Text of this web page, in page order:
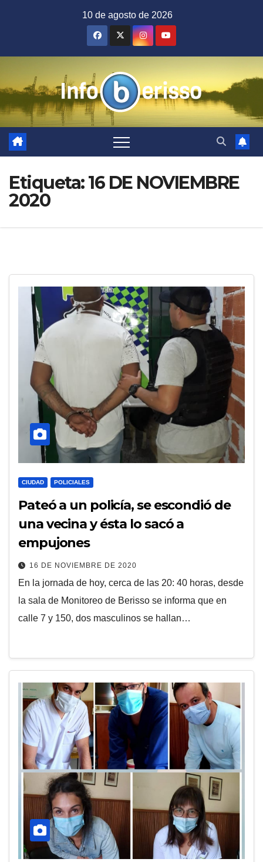
10 de agosto de 2026
Etiqueta:16 DE NOVIEMBRE
2020
CIUDAD POLICIALES
Pateó a un policía, se escondió de
una vecina y ésta lo sacó a
empujones
16 DE NOVIEMBRE DE 2020
En la jornada de hoy, cerca de las 20: 40 horas, desde
la sala de Monitoreo de Berisso se informa que en
calle 7 y 150, dos masculinos se hallan…